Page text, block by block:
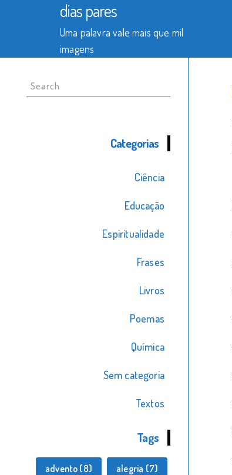
dias pares
Uma palavra vale mais que mil
imagens
Search
for:
Categorias
Ciência
Educação
Espiritualidade
Frases
Livros
Poemas
Química
Sem categoria
Textos
Tags
advento (8) alegria (7)